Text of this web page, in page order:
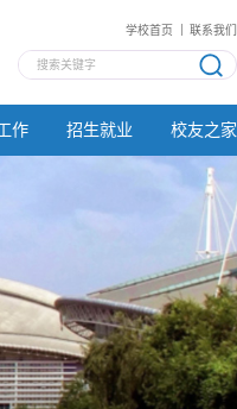
学校首页 联系我们
作 招生就业 校友之家